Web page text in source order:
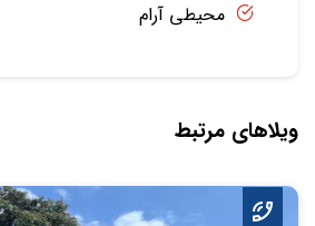
محیطی آرام
ویلاهای مرتبط